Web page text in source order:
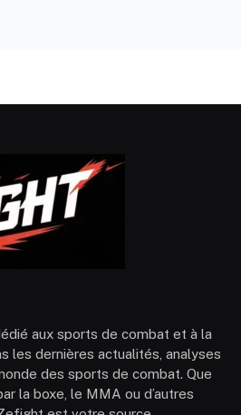
aux sports de combat et à la
les dernières actualités, analyses
des sports de combat. Que
la boxe, le MMA ou d’autres